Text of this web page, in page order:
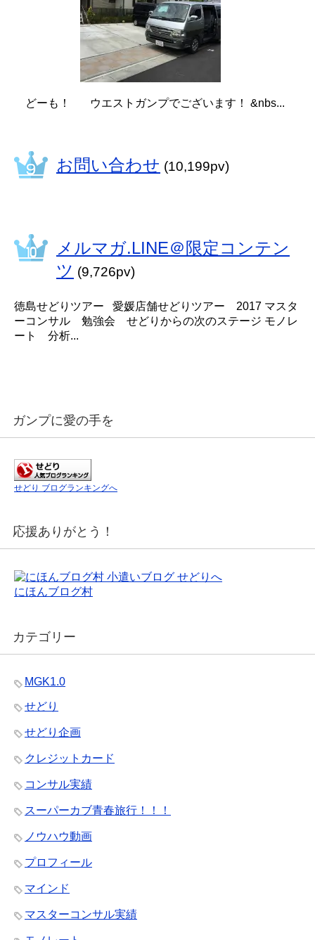
どーも！ ウエストガンプでございます！ &nbs...
お問い合わせ (10,199pv)
メルマガ.LINE＠限定コンテン
ツ (9,726pv)
徳島せどりツアー 愛媛店舗せどりツアー 2017 マスタ
ーコンサル 勉強会 せどりからの次のステージ モノレ
ート 分析...
ガンプに愛の手を
せどり ブログランキングへ
応援ありがとう！
にほんブログ村
カテゴリー
MGK1.0
せどり
せどり企画
クレジットカード
コンサル実績
スーパーカブ青春旅行！！！
ノウハウ動画
プロフィール
マインド
マスターコンサル実績